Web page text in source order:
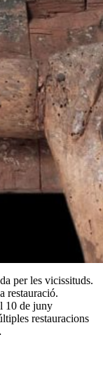
per les vicissituds.
restauració.
10 de juny
restauracions